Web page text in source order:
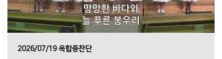
2026/07/19 옥합중찬단